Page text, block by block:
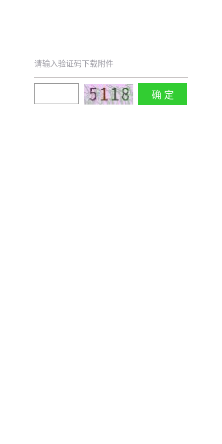
请输入验证码下载附件